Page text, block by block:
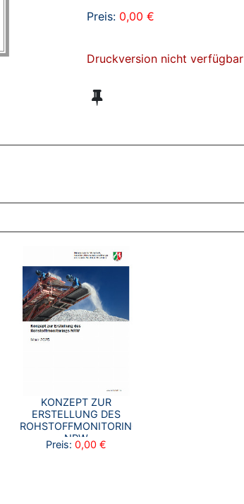
Preis: 0,00 €
Druckversion nicht verfügbar
KONZEPT ZUR
ERSTELLUNG DES
ROHSTOFFMONITORINGS
NRW
Preis: 0,00 €